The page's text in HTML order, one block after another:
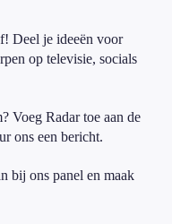
Deel je ideeën voor
op televisie, socials
Voeg Radar toe aan de
ons een bericht.
bij ons panel en maak